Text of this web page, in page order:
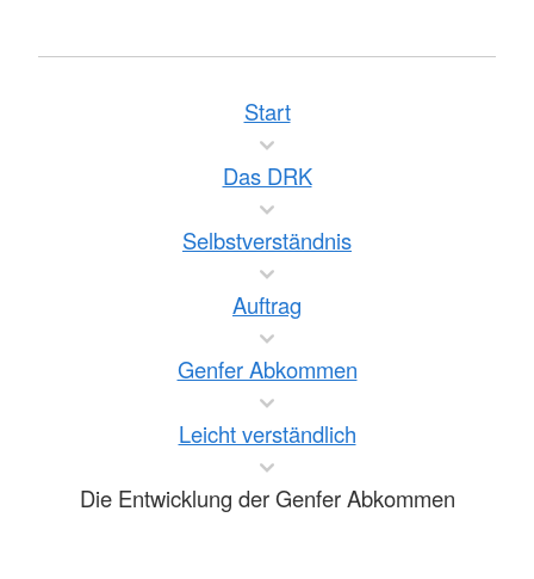
Start
Das DRK
Selbstverständnis
Auftrag
Genfer Abkommen
Leicht verständlich
Die Entwicklung der Genfer Abkommen